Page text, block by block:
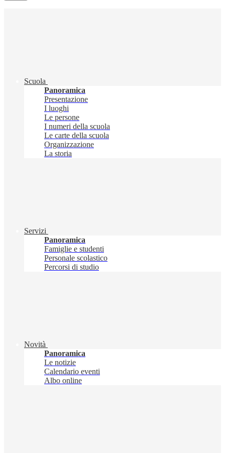
Scuola
Panoramica
Presentazione
I luoghi
Le persone
I numeri della scuola
Le carte della scuola
Organizzazione
La storia
Servizi
Panoramica
Famiglie e studenti
Personale scolastico
Percorsi di studio
Novità
Panoramica
Le notizie
Calendario eventi
Albo online